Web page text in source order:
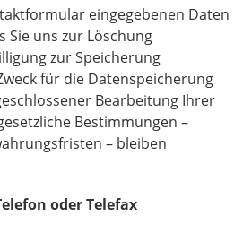
eingegebenen Daten
Sie uns zur Löschung
zur Speicherung
für die Datenspeicherung
Bearbeitung Ihrer
Bestimmungen –
– bleiben
oder Telefax